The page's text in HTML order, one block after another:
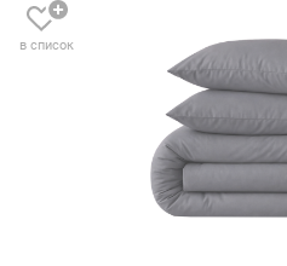
в список